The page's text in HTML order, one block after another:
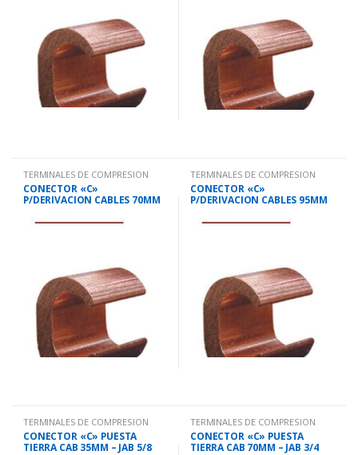
TERMINALES DE COMPRESION
CONECTOR «C»
P/DERIVACION CABLES 70MM
TERMINALES DE COMPRESION
CONECTOR «C»
P/DERIVACION CABLES 95MM
TERMINALES DE COMPRESION
CONECTOR «C» PUESTA
TIERRA CAB 35MM – JAB 5/8
TERMINALES DE COMPRESION
CONECTOR «C» PUESTA
TIERRA CAB 70MM – JAB 3/4